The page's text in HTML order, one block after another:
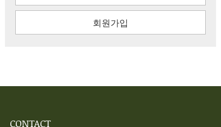
회원가입
CONTACT